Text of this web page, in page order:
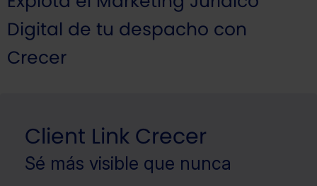
Digital de tu despacho con
Crecer
Client Link Crecer
Sé más visible que nunca